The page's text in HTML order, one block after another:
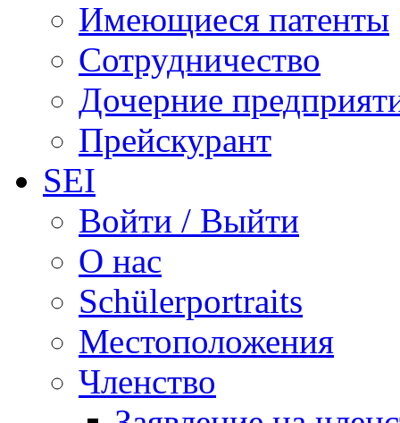
Имеющиеся патенты
Сотрудничество
Дочерние
Прейскурант
SEI
Войти / Выйти
О нас
Schülerportraits
Местоположения
Членство